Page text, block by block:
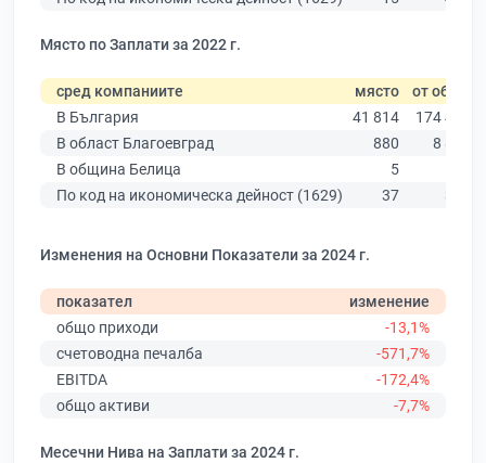
Място по Заплати за 2022 г.
сред компаниите място от общо
В България
41 814
174 403
В област Благоевград
880
8 826
В община Белица
5
По код на икономическа дейност (1629)
37 342
Изменения на Основни Показатели за 2024 г.
показател
изменение
общо приходи
-13,1%
счетоводна печалба
-571,7%
EBITDA
-172,4%
общо активи
-7,7%
Месечни Нива на Заплати за 2024 г.